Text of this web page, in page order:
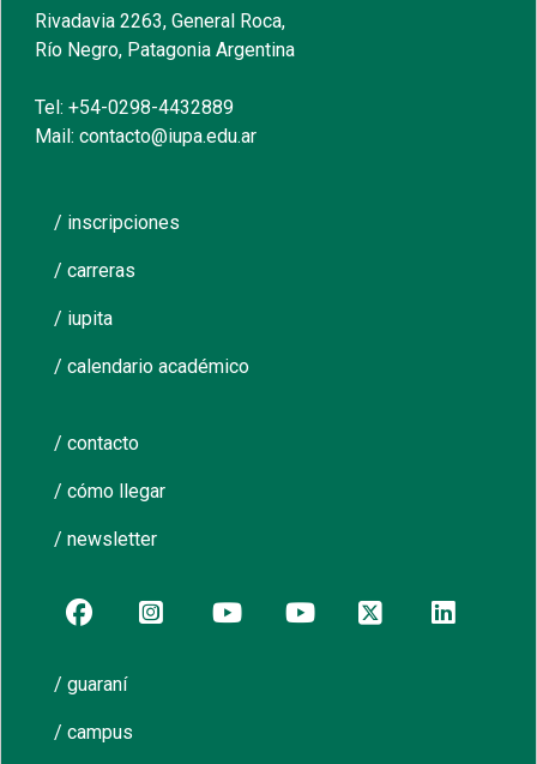
Rivadavia 2263, General Roca,
Río Negro, Patagonia Argentina
Tel: +54-0298-4432889
Mail: contacto@iupa.edu.ar
/ inscripciones
/ carreras
/ iupita
/ calendario académico
/ contacto
/ cómo llegar
/ newsletter
/ guaraní
/ campus